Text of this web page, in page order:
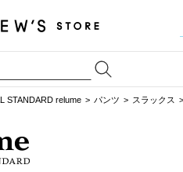
STANDARD relume パンツ スラックス